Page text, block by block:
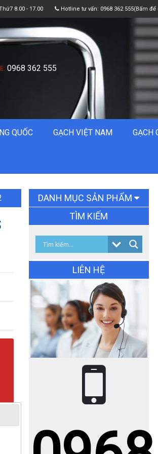
8.00 - 17.00 Hotline tư vấn: 0968 362 555(Bấm để
0968 362 555
QUỐC GẠCH VIỆT NAM GẠCH
DANH MỤC SẢN PHẨM
TÌM KIẾM
LIÊN HỆ
chống xước KT( 80×48 )
Giá: 3.200.000đ
Giá KM: 3.200.000đ
XEM CHI TIẾT
1m )
Giá KM: 11.000.000đ
XEM CHI TIẾT
Gạch Ấn Độ
KT(1200x1200mm)
EAGLEONYXBROWN
Giá: Liên hệđ
Giá KM: Liên hệđ
XEM CHI TIẾT